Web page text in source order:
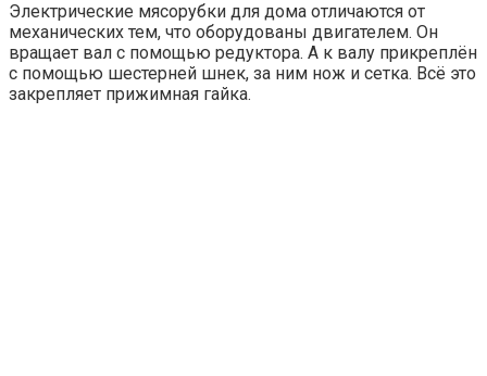
Электрические мясорубки для дома отличаются от
механических тем, что оборудованы двигателем. Он
вращает вал с помощью редуктора. А к валу прикреплён
с помощью шестерней шнек, за ним нож и сетка. Всё это
закрепляет прижимная гайка.